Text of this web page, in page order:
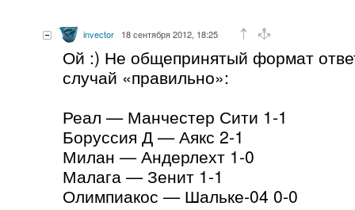
invector 18 сентября 2012, 18:25
Ой :) Не общепринятый формат
случай «правильно»:
Реал — Манчестер Сити 1-1
Боруссия Д — Аякс 2-1
Милан — Андерлехт 1-0
Малага — Зенит 1-1
Олимпиакос — Шальке-04 0-0